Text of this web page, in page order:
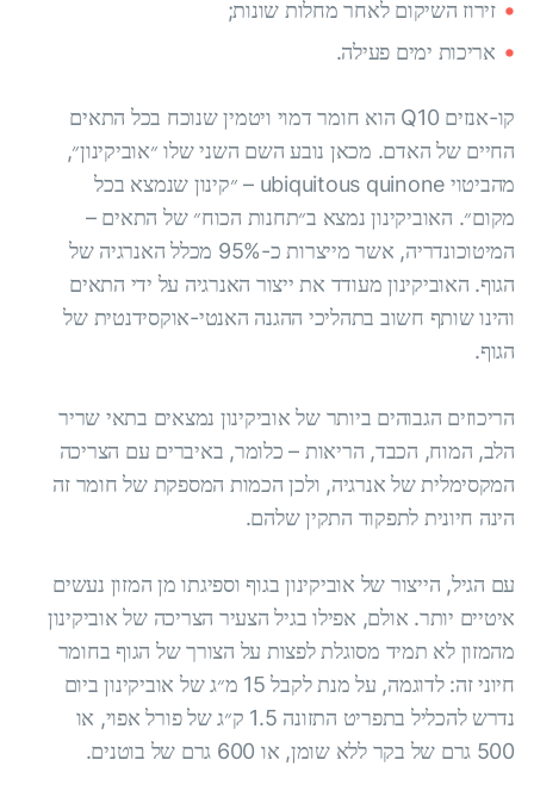
זירוז השיקום לאחר מחלות שונות;
אריכות ימים פעילה.
קו-אנזים Q10 הוא חומר דמוי ויטמין שנוכח בכל התאים
החיים של האדם. מכאן נובע השם השני שלו ״אוביקינון״,
מהביטוי ubiquitous quinone – ״קינון שנמצא בכל
מקום״. האוביקינון נמצא ב״תחנות הכוח״ של התאים –
המיטוכונדריה, אשר מייצרות כ-95% מכלל האנרגיה של
הגוף. האוביקינון מעודד את ייצור האנרגיה על ידי התאים
והינו שותף חשוב בתהליכי ההגנה האנטי-אוקסידנטית של
הגוף.
הריכוזים הגבוהים ביותר של אוביקינון נמצאים בתאי שריר
הלב, המוח, הכבד, הריאות – כלומר, באיברים עם הצריכה
המקסימלית של אנרגיה, ולכן הכמות המספקת של חומר זה
הינה חיונית לתפקוד התקין שלהם.
עם הגיל, הייצור של אוביקינון בגוף וספיגתו מן המזון נעשים
איטיים יותר. אולם, אפילו בגיל הצעיר הצריכה של אוביקינון
מהמזון לא תמיד מסוגלת לפצות על הצורך של הגוף בחומר
חיוני זה: לדוגמה, על מנת לקבל 15 מ״ג של אוביקינון ביום
נדרש להכליל בתפריט התזונה 1.5 ק״ג של פורל אפוי, או
500 גרם של בקר ללא שומן, או 600 גרם של בוטנים.